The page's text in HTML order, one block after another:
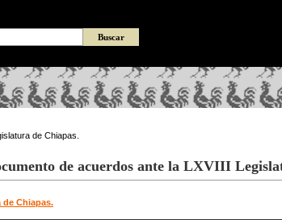
de Chiapas.
de acuerdos ante la LXVIII
de Chiapas.